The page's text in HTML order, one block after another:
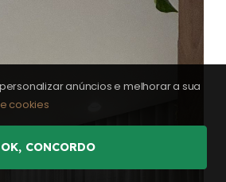
anúncios e melhorar a sua
cookies
OK, CONCORDO